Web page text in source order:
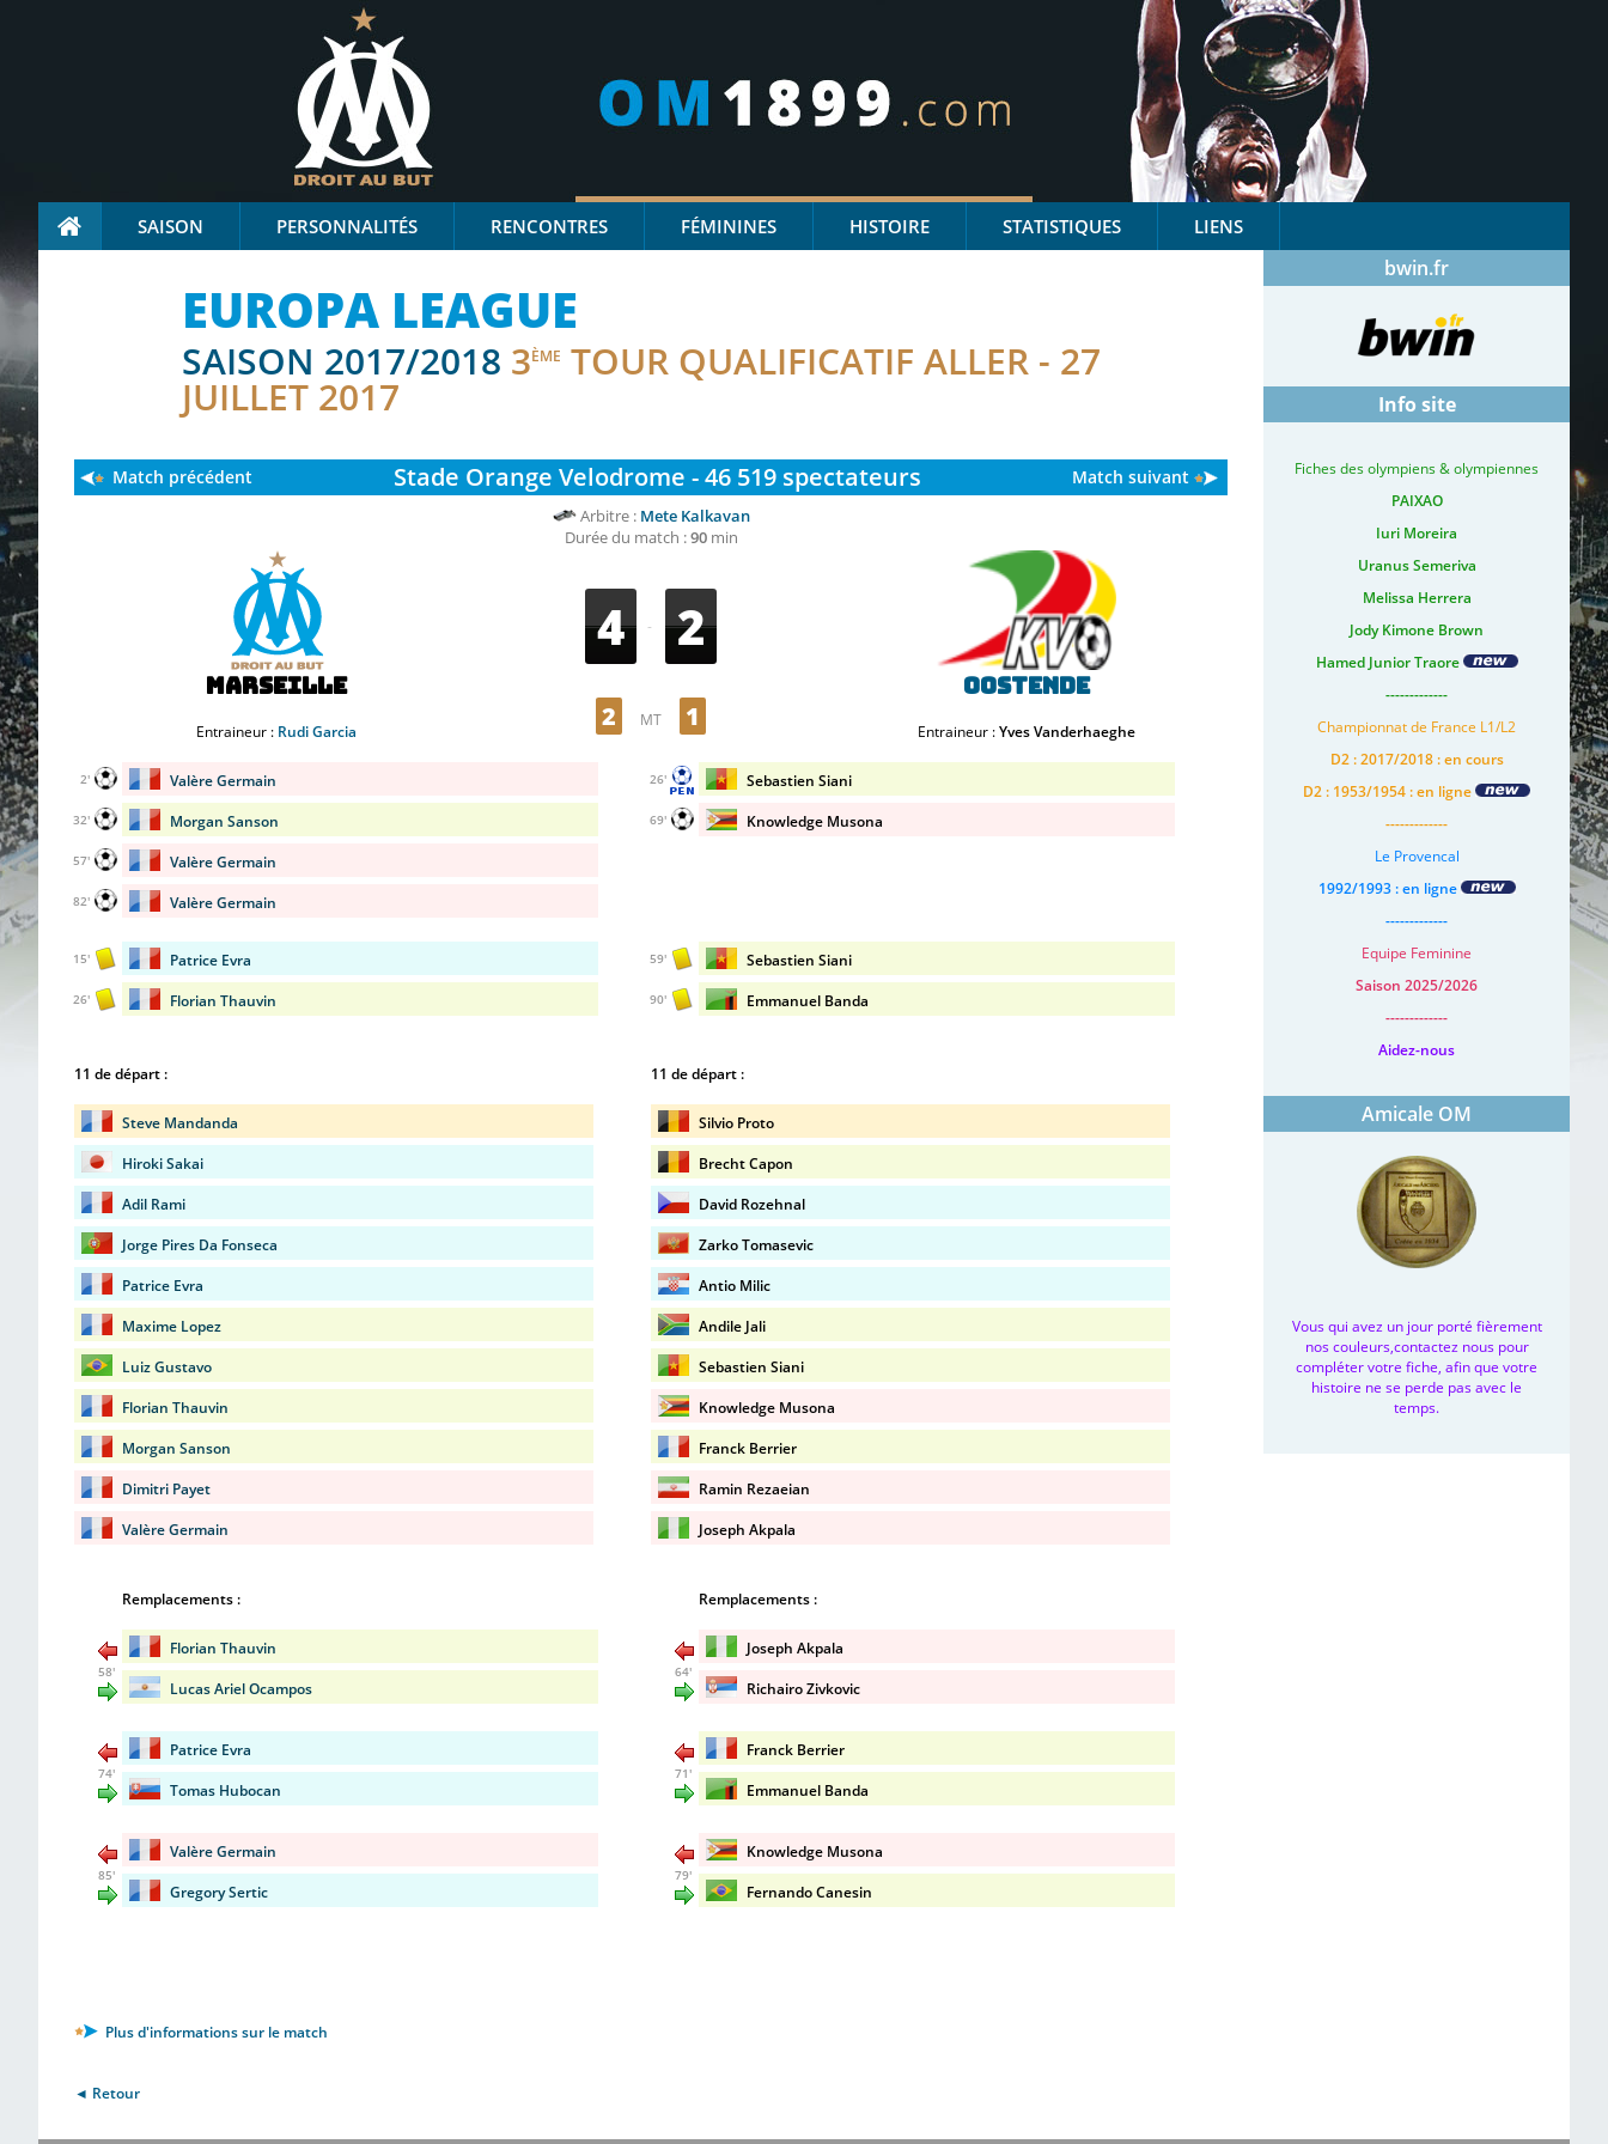
SAISON PERSONNALITÉS RENCONTRES FÉMININES HISTOIRE STATISTIQUES LIENS
EUROPA LEAGUE
SAISON 2017/2018 3ÈME TOUR QUALIFICATIF ALLER - 27
JUILLET 2017
Stade Orange Velodrome - 46 519 spectateurs
Match précédent Match suivant
Arbitre : Mete Kalkavan
Durée du match :90min
Marseille
Entraineur : Rudi Garcia
4 - 2
2 MT 1
Oostende
Entraineur :Yves Vanderhaeghe
Valère Germain
2'
Morgan Sanson
32'
Valère Germain
57'
Valère Germain
82'
Sebastien Siani
26'
Knowledge Musona
69'
Patrice Evra
15'
Florian Thauvin
26'
Sebastien Siani
59'
Emmanuel Banda
90'
11 de départ :
Steve Mandanda
Hiroki Sakai
Adil Rami
Jorge Pires Da Fonseca
Patrice Evra
Maxime Lopez
Luiz Gustavo
Florian Thauvin
Morgan Sanson
Dimitri Payet
Valère Germain
11 de départ :
Silvio Proto
Brecht Capon
David Rozehnal
Zarko Tomasevic
Antio Milic
Andile Jali
Sebastien Siani
Knowledge Musona
Franck Berrier
Ramin Rezaeian
Joseph Akpala
Remplacements :
Florian Thauvin
58'
Lucas Ariel Ocampos
Patrice Evra
74'
Tomas Hubocan
Valère Germain
85'
Gregory Sertic
Remplacements :
Joseph Akpala
64'
Richairo Zivkovic
Franck Berrier
71'
Emmanuel Banda
Knowledge Musona
79'
Fernando Canesin
Plus d'informations sur le match
◄ Retour
bwin.fr
Info site
Fiches des olympiens & olympiennes
PAIXAO
Iuri Moreira
Uranus Semeriva
Melissa Herrera
Jody Kimone Brown
Hamed Junior Traore
-------------
Championnat de France L1/L2
D2 : 2017/2018 : en cours
D2 : 1953/1954 : en ligne
-------------
Le Provencal
1992/1993 : en ligne
-------------
Equipe Feminine
Saison 2025/2026
-------------
Aidez-nous
Amicale OM
Vous qui avez un jour porté fièrement
nos couleurs,contactez nous pour
compléter votre fiche, afin que votre
histoire ne se perde pas avec le
temps.